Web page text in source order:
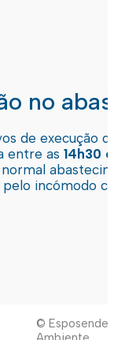
no
de execução
entre as 14h30
pelo incómodo
© Esposende